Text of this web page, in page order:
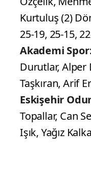
Kocaeli
Eskişehir
Cengiz Göllü
Hakemler:
Gözlemci :
Özçelik,
Kurtuluş (2)